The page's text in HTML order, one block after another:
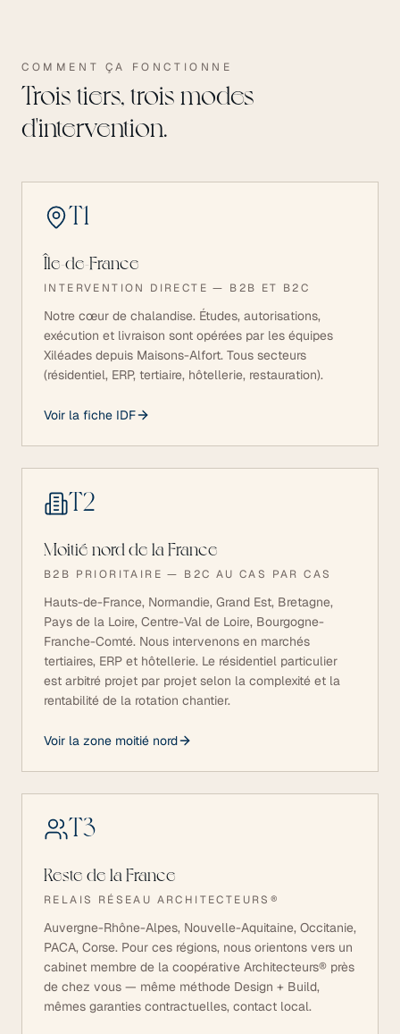
COMMENT ÇA FONCTIONNE
Trois tiers, trois modes
d'intervention.
T1
Île-de-France
INTERVENTION DIRECTE — B2B ET B2C
Notre cœur de chalandise. Études, autorisations,
exécution et livraison sont opérées par les équipes
Xiléades depuis Maisons-Alfort. Tous secteurs
(résidentiel, ERP, tertiaire, hôtellerie, restauration).
Voir la fiche IDF
T2
Moitié nord de la France
B2B PRIORITAIRE — B2C AU CAS PAR CAS
Hauts-de-France, Normandie, Grand Est, Bretagne,
Pays de la Loire, Centre-Val de Loire, Bourgogne-
Franche-Comté. Nous intervenons en marchés
tertiaires, ERP et hôtellerie. Le résidentiel particulier
est arbitré projet par projet selon la complexité et la
rentabilité de la rotation chantier.
Voir la zone moitié nord
T3
Reste de la France
RELAIS RÉSEAU ARCHITECTEURS®
Auvergne-Rhône-Alpes, Nouvelle-Aquitaine, Occitanie,
PACA, Corse. Pour ces régions, nous orientons vers un
cabinet membre de la coopérative Architecteurs® près
de chez vous — même méthode Design + Build,
mêmes garanties contractuelles, contact local.